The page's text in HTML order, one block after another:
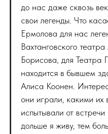
до нас даже сквозь
свои легенды. Что
Ермолова для нас
Вахтанговского
Борисова, для Театра
находится в бывшем
Алиса Коонен.
они играли, какими их
испытывали от
дольше я живу, тем